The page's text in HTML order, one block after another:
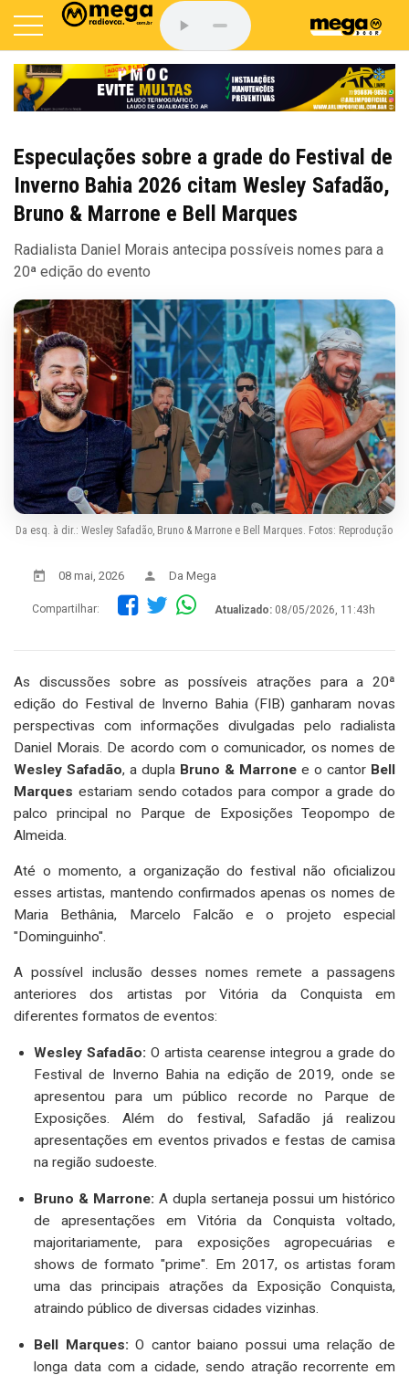
Especulações sobre a grade do Festival de
Inverno Bahia 2026 citam Wesley Safadão,
Bruno & Marrone e Bell Marques
Radialista Daniel Morais antecipa possíveis nomes para a
20ª edição do evento
Da esq. à dir.: Wesley Safadão, Bruno & Marrone e Bell Marques. Fotos: Reprodução
08 mai, 2026 Da Mega
Compartilhar: Atualizado: 08/05/2026, 11:43h
As discussões sobre as possíveis atrações para a 20ª
edição do Festival de Inverno Bahia (FIB) ganharam novas
perspectivas com informações divulgadas pelo radialista
Daniel Morais. De acordo com o comunicador, os nomes de
Wesley Safadão, a dupla Bruno & Marrone e o cantor Bell
Marques estariam sendo cotados para compor a grade do
palco principal no Parque de Exposições Teopompo de
Almeida.
Até o momento, a organização do festival não oficializou
esses artistas, mantendo confirmados apenas os nomes de
Maria Bethânia, Marcelo Falcão e o projeto especial
"Dominguinho".
A possível inclusão desses nomes remete a passagens
anteriores dos artistas por Vitória da Conquista em
diferentes formatos de eventos:
Wesley Safadão: O artista cearense integrou a grade do
Festival de Inverno Bahia na edição de 2019, onde se
apresentou para um público recorde no Parque de
Exposições. Além do festival, Safadão já realizou
apresentações em eventos privados e festas de camisa
na região sudoeste.
Bruno & Marrone: A dupla sertaneja possui um histórico
de apresentações em Vitória da Conquista voltado,
majoritariamente, para exposições agropecuárias e
shows de formato "prime". Em 2017, os artistas foram
uma das principais atrações da Exposição Conquista,
atraindo público de diversas cidades vizinhas.
Bell Marques: O cantor baiano possui uma relação de
longa data com a cidade, sendo atração recorrente em